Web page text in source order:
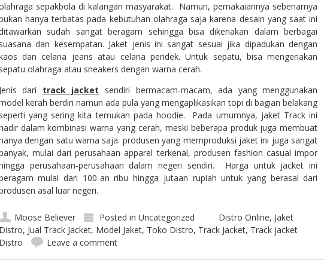
sepakbola di kalangan masyarakat. Namun, pemakaiannya sebenarnya
hanya terbatas pada kebutuhan olahraga saja karena desain yang saat ini
sudah sangat beragam sehingga bisa dikenakan dalam berbagai
suasana dan kesempatan. Jaket jenis ini sangat sesuai jika dipadukan dengan
dan celana jeans atau celana pendek. Untuk sepatu, bisa mengenakan
sepatu olahraga atau sneakers dengan warna cerah.
Jenis dari track jacket sendiri bermacam-macam, ada yang menggunakan
kerah berdiri namun ada pula yang mengaplikasikan topi di bagian belakang
seperti yang sering kita temukan pada hoodie. Pada umumnya, jaket Track ini
dalam kombinasi warna yang cerah, meski beberapa produk juga membuat
dengan satu warna saja. produsen yang memproduksi jaket ini juga sangat
mulai dari perusahaan apparel terkenal, produsen fashion casual impor
perusahaan-perusahaan dalam negeri sendiri. Harga untuk jacket ini
mulai dari 100-an ribu hingga jutaan rupiah untuk yang berasal dari
asal luar negeri.
Moose Believer Posted in Uncategorized Distro Online, Jaket
Distro, Jual Track Jacket, Model Jaket, Toko Distro, Track Jacket, Track jacket
Distro
Leave a comment